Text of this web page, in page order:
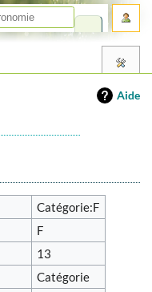
Aide
Catégorie:F
F
13
Catégorie